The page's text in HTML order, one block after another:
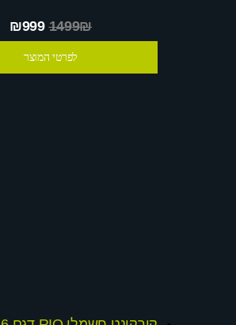
₪9991499₪
לפרטי המוצר